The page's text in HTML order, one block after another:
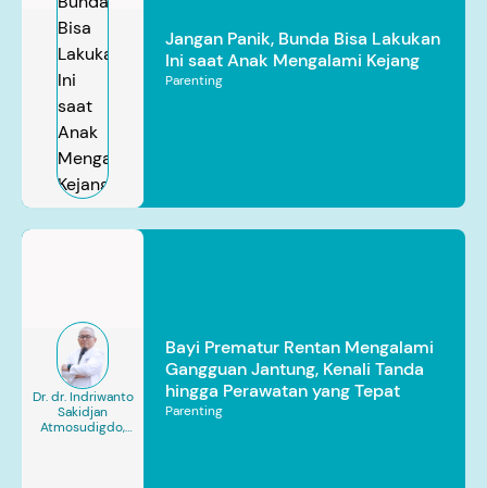
Jangan Panik, Bunda Bisa Lakukan
Ini saat Anak Mengalami Kejang
Parenting
Dr. dr. Indriwanto
Sakidjan
Atmosudigdo,
Bayi Prematur Rentan Mengalami
Gangguan Jantung, Kenali Tanda
hingga Perawatan yang Tepat
Parenting